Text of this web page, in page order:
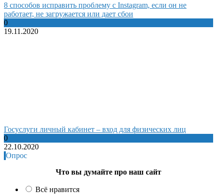
8 способов исправить проблему с Instagram, если он не
работает, не загружается или дает сбои
0
19.11.2020
Госуслуги личный кабинет – вход для физических лиц
0
22.10.2020
Опрос
Что вы думайте про наш сайт
Всё нравится